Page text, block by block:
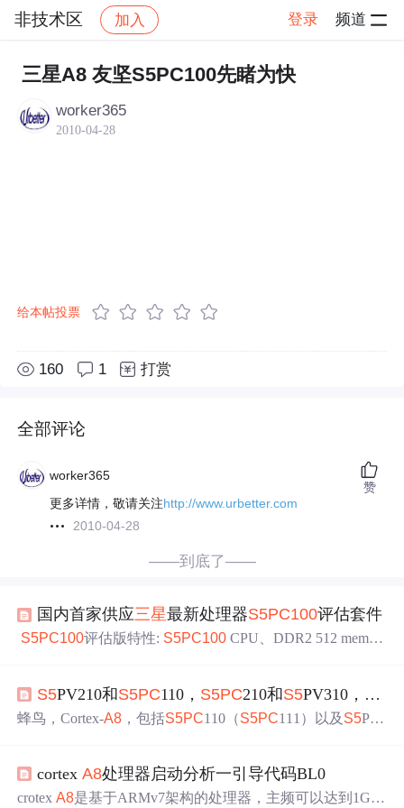
非技术区 加入 登录 频道
社区 非技术区 帖子详情
三星A8 友坚S5PC100先睹为快
worker365
2010-04-28
给本帖投票
160 1 打赏
全部评论
worker365
更多详情，敬请关注http://www.urbetter.com
2010-04-28
赞
——到底了——
国内首家供应三星最新处理器S5PC100评估套件
S5PC100评估版特性: S5PC100 CPU、DDR2 512 memor
00 处理器（Cortex-A8833Mhz ARM V7 SoC）、 512MB D
DR2 memory、 8GByte SD数据卡、2GByte Micro SD程序
S5PV210和S5PC110， S5PC210和S5PV310，S3C2440和S3C2442的区别
蜂鸟，Cortex-A8 ，包括S5PC110（S5PC111）以及 S5PV
星 自家的平板；S5PV210是大尺寸封装的，RAM单独的
放在PCB上。三星S5PC110/S5PV210可以说是目前最强
cortexA8处理器启动分析一引导代码BL0
crotexA8是基于ARMv7架构的处理器，主频可以达到1GH